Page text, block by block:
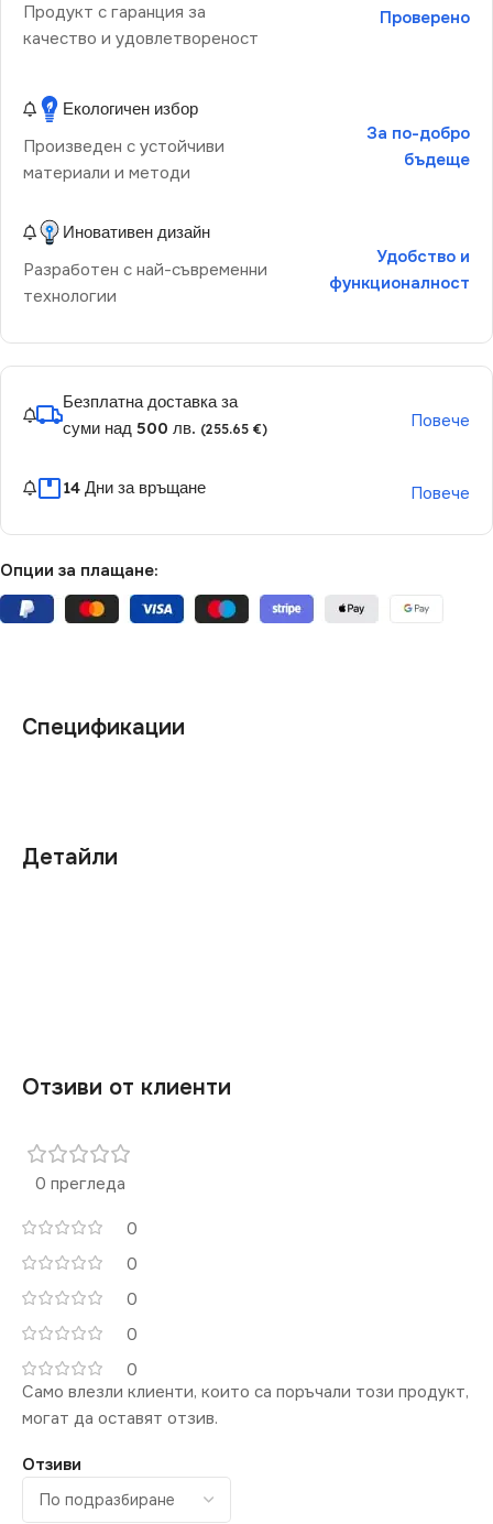
Продукт с гаранция за
качество и удовлетвореност
Проверено
Екологичен избор
Произведен с устойчиви
материали и методи
За по-добро
бъдеще
Иновативен дизайн
Разработен с най-съвременни
технологии
Удобство и
функционалност
Безплатна доставка за
суми над 500 лв. (255.65 €) Повече
14 Дни за връщане Повече
Опции за плащане:
Детайли
Спецификации
Отзиви от клиенти
0 прегледа
0
0
0
0
0
Отзиви
Само влезли клиенти, които са поръчали този продукт,
могат да оставят отзив.